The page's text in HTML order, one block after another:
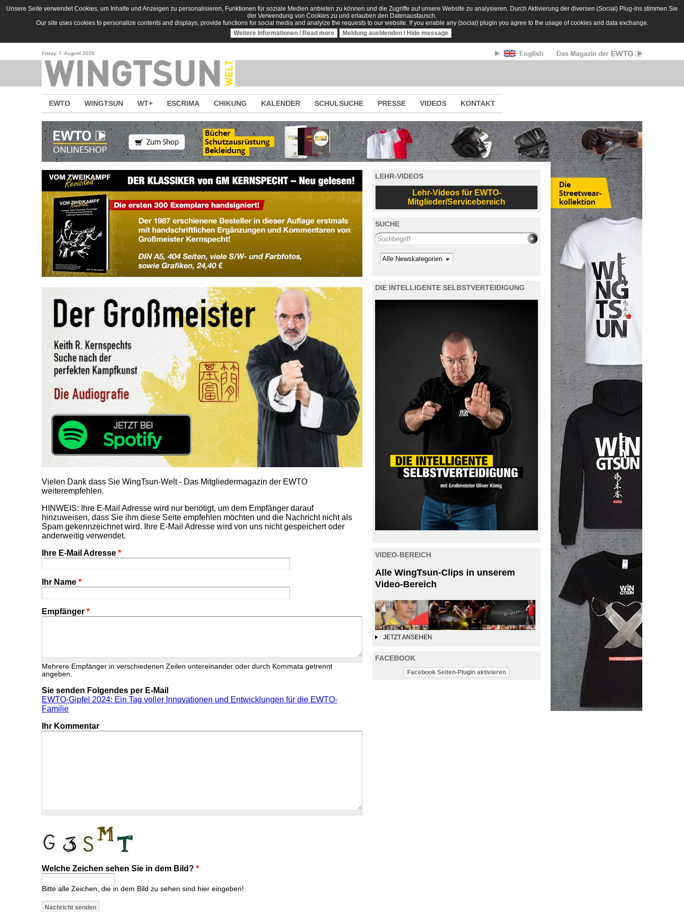
Direkt zum Inhalt
Unsere Seite verwendet Cookies, um Inhalte und Anzeigen zu personalisieren, Funktionen für soziale Medien anbieten zu können und die Zugriffe auf unsere Website zu analysieren. Durch Aktivierung der diversen (Social) Plug-Ins stimmen Sie
der Verwendung von Cookies zu und erlauben den Datenaustausch.
Our site uses cookies to personalize contents and displays, provide functions for social media and analyize the requests to our website. If you enable any (social) plugin you agree to the usage of cookies and data exchange.
Weitere Informationen / Read more
Meldung ausblenden / Hide message
Friday, 7. August 2026
EWTO WINGTSUN WT+ ESCRIMA CHIKUNG KALENDER SCHULSUCHE PRESSE VIDEOS KONTAKT
Vielen Dank dass Sie WingTsun-Welt - Das Mitgliedermagazin der EWTO
weiterempfehlen.
HINWEIS: Ihre E-Mail Adresse wird nur benötigt, um dem Empfänger darauf
hinzuweisen, dass Sie ihm diese Seite empfehlen möchten und die Nachricht nicht als
Spam gekennzeichnet wird. Ihre E-Mail Adresse wird von uns nicht gespeichert oder
anderweitig verwendet.
Ihre E-Mail Adresse *
Ihr Name *
Empfänger *
Mehrere Empfänger in verschiedenen Zeilen untereinander oder durch Kommata getrennt
angeben.
Sie senden Folgendes per E-Mail
EWTO-Gipfel 2024: Ein Tag voller Innovationen und Entwicklungen für die EWTO-
Familie
Ihr Kommentar
Welche Zeichen sehen Sie in dem Bild? *
Bitte alle Zeichen, die in dem Bild zu sehen sind hier eingeben!
LEHR-VIDEOS
Lehr-Videos für EWTO-
Mitglieder/Servicebereich
SUCHE
Search this site
Kategorie
DIE INTELLIGENTE SELBSTVERTEIDIGUNG
VIDEO-BEREICH
Alle WingTsun-Clips in unserem
Video-Bereich
JETZT ANSEHEN
FACEBOOK
Facebook Seiten-Plugin aktivieren